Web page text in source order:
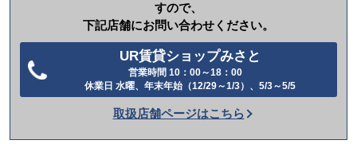
すので、
下記店舗にお問い合わせください。
UR賃貸ショップみさと
営業時間 10：00～18：00
休業日 水曜、年末年始（12/29～1/3）、5/3～5/5
話
か
取扱店舗ページはこちら